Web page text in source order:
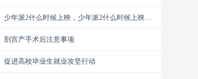
少年派2什么时候上映，少年派2什么时候上映
剖宫产手术后注意事项
促进高校毕业生就业攻坚行动